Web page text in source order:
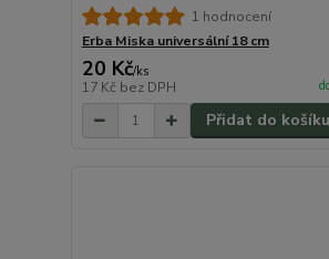
1 hodnocení
Erba Miska universální 18 cm
20 Kč/ks
17 Kč bez DPH
Přidat do košíku